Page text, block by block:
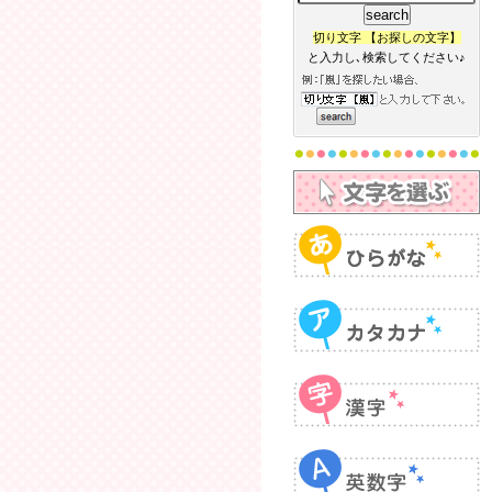
切り文字 【お探しの文字】
と入力し､検索してください♪